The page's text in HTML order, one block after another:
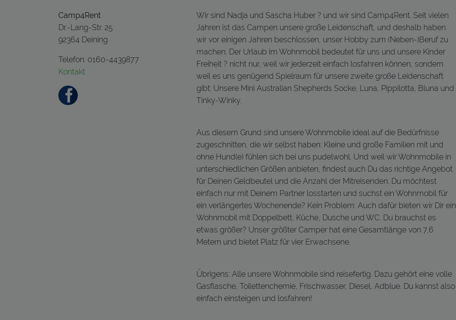
Camp4Rent
Dr.-Lang-Str. 25
92364 Deining
Telefon: 0160-4439877
Kontakt
Wir sind Nadja und Sascha Huber ? und wir sind Camp4Rent. Seit vielen
Jahren ist das Campen unsere große Leidenschaft, und deshalb haben
wir vor einigen Jahren beschlossen, unser Hobby zum (Neben-)Beruf zu
machen. Der Urlaub im Wohnmobil bedeutet für uns und unsere Kinder
Freiheit ? nicht nur, weil wir jederzeit einfach losfahren können, sondern
weil es uns genügend Spielraum für unsere zweite große Leidenschaft
gibt: Unsere Mini Australian Shepherds Socke, Luna, Pippilotta, Bluna und
Tinky-Winky.
Aus diesem Grund sind unsere Wohnmobile ideal auf die Bedürfnisse
zugeschnitten, die wir selbst haben: Kleine und große Familien mit und
ohne Hund(e) fühlen sich bei uns pudelwohl. Und weil wir Wohnmobile in
unterschiedlichen Größen anbieten, findest auch Du das richtige Angebot
für Deinen Geldbeutel und die Anzahl der Mitreisenden. Du möchtest
einfach nur mit Deinem Partner losstarten und suchst ein Wohnmobil für
ein verlängertes Wochenende? Kein Problem: Auch dafür bieten wir Dir ein
Wohnmobil mit Doppelbett, Küche, Dusche und WC. Du brauchst es
etwas größer? Unser größter Camper hat eine Gesamtlänge von 7,6
Metern und bietet Platz für vier Erwachsene.
Übrigens: Alle unsere Wohnmobile sind reisefertig. Dazu gehört eine volle
Gasflasche, Toilettenchemie, Frischwasser, Diesel, Adblue. Du kannst also
einfach einsteigen und losfahren!